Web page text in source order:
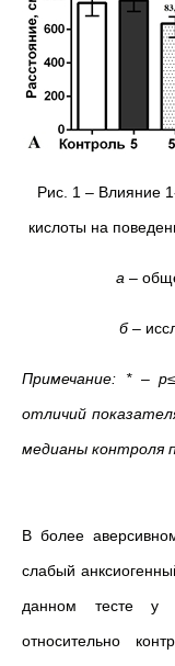
Рис. 1 – Влияние
кислоты на
а –
б–
Примечание: * –
отличий
медианы контроля
В более
слабый
данном тесте у
относительно